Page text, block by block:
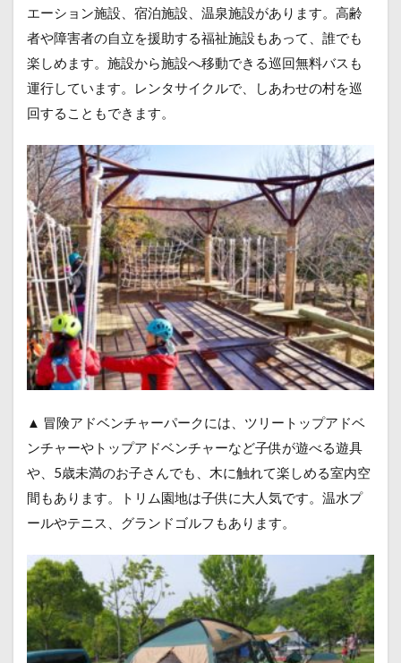
エーション施設、宿泊施設、温泉施設があります。高齢
者や障害者の自立を援助する福祉施設もあって、誰でも
楽しめます。施設から施設へ移動できる巡回無料バスも
運行しています。レンタサイクルで、しあわせの村を巡
回することもできます。
▲ 冒険アドベンチャーパークには、ツリートップアドベ
ンチャーやトップアドベンチャーなど子供が遊べる遊具
や、5歳未満のお子さんでも、木に触れて楽しめる室内空
間もあります。トリム園地は子供に大人気です。温水プ
ールやテニス、グランドゴルフもあります。